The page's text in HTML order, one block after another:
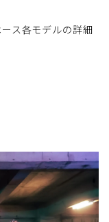
ス各モデルの詳細